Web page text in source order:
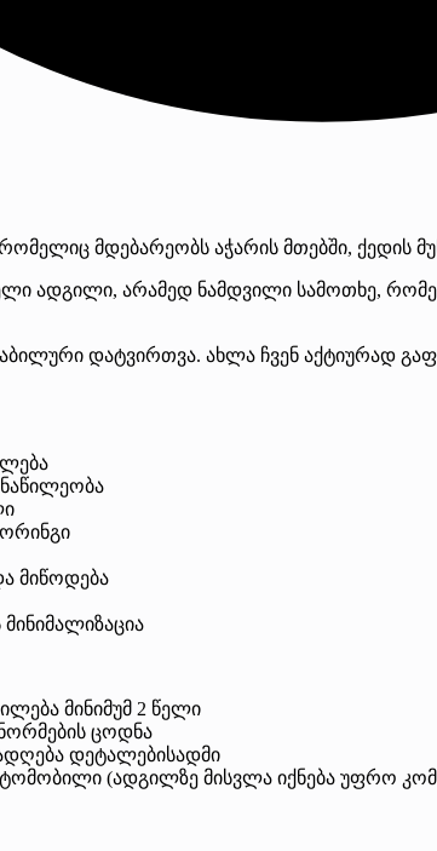
მდებარეობს აჭარის მთებში, ქედის
ადგილი, არამედ ნამდვილი სამოთხე,
დატვირთვა. ახლა ჩვენ აქტიურად
მიწოდება
მინიმუმ 2 წელი
ცოდნა
დეტალებისადმი
(ადგილზე მისვლა იქნება უფრო